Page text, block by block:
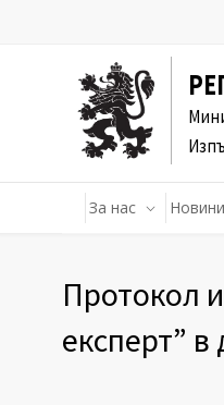
За нас Новини
Протокол
експерт”